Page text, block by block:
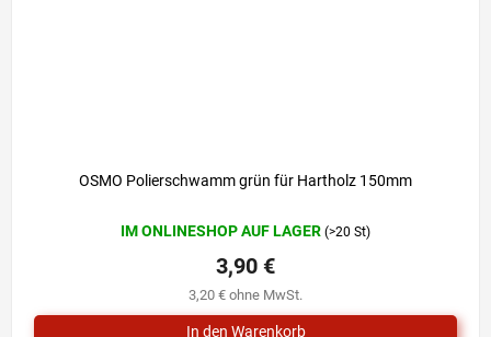
OSMO Polierschwamm grün für Hartholz 150mm
IM ONLINESHOP AUF LAGER (>20 St)
3,20 € ohne MwSt.
3,90 €